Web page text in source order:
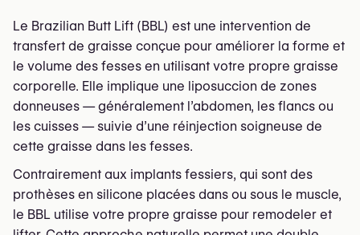
Le Brazilian Butt Lift (BBL) est une intervention de
transfert de graisse conçue pour améliorer la forme et
le volume des fesses en utilisant votre propre graisse
corporelle. Elle implique une liposuccion de zones
donneuses — généralement l’abdomen, les flancs ou
les cuisses — suivie d’une réinjection soigneuse de
cette graisse dans les fesses.
Contrairement aux implants fessiers, qui sont des
prothèses en silicone placées dans ou sous le muscle,
le BBL utilise votre propre graisse pour remodeler et